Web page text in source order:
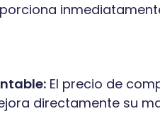
El precio de
directamente su